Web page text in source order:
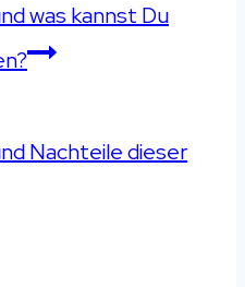
was kannst Du